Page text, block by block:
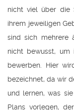
nicht viel über die
ihrem jeweiligen
sind sich mehrere
nicht bewusst, um
bewerben. Hier
bezeichnet, da wir
und lernen, was
Plans vorlegen,